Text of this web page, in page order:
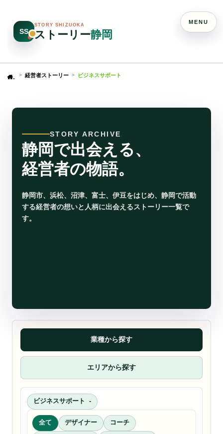
SS
STORY SHIZUOKA
ストーリー静岡
Home 経営者ストーリー ビジネスサポート
STORY ARCHIVE
静岡で出会える、
経営者の物語。
静岡市、浜松、沼津、富士、伊豆をはじめ、静岡で活動
する経営者の想いと人柄に出会えるストーリー一覧で
す。
業種から探す
エリアから探す
ビジネスサポート
全て デザイナー コーチ
MENU